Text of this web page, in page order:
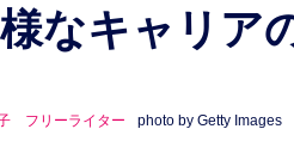
なキャリア
フリーライター photo by Getty Images